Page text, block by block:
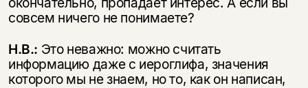
совсем ничего не понимаете?
Н.В.: Это неважно: можно считать
информацию даже с иероглифа, значения
которого мы не знаем, но то, как он написан,